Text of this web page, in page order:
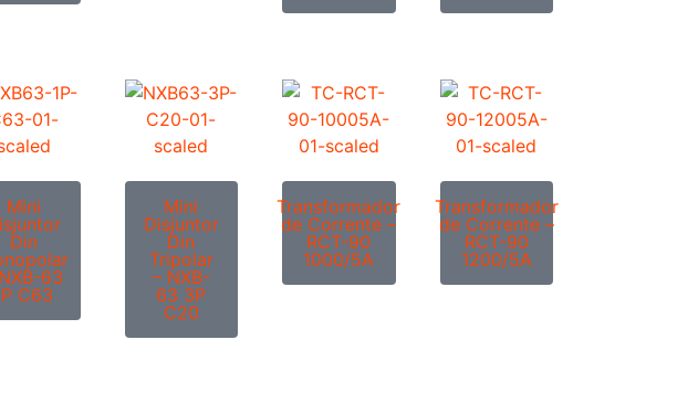
Mini
Din
63
C63
Mini
Disjuntor
Din
Tripolar
– NXB-
63 3P
C20
Transformador
de Corrente –
RCT-90
1000/5A
Transformador
de Corrente –
RCT-90
1200/5A